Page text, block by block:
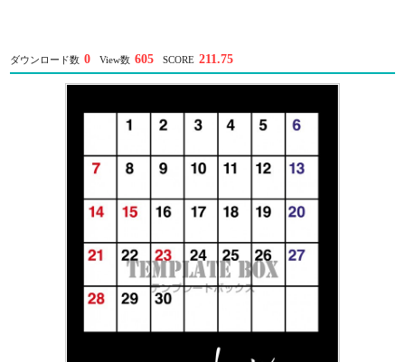
ダウンロード数 0 View数 605 SCORE 211.75